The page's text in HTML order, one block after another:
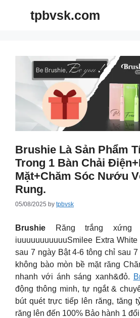
tpbvsk.com
Brushie Là Sản Phẩm
Trong 1 Bàn Chải
Mặt+Chăm Sóc Nướu
Rung.
05/08/2025 by tpbvsk
Brushie Răng trắng xứng
iuuuuuuuuuuuSmilee Extra
sau 7 ngày Bật 4-6 tông chỉ sau
không bào mòn bề mặt răng
nhanh với ánh sáng xanh&đỏ.
động thông minh, tự ngắt &
bút quét trực tiếp lên răng, tăng
răng lên đến 100% Bảo hành 1